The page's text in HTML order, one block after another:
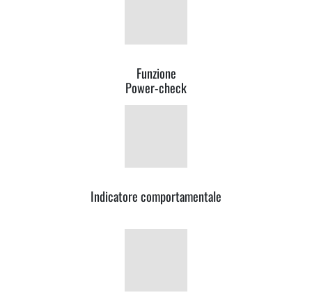
Funzione
Power-check
Indicatore comportamentale